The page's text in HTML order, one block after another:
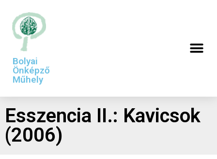
Bolyai
Önképző
Műhely
Esszencia II.: Kavicsok
(2006)